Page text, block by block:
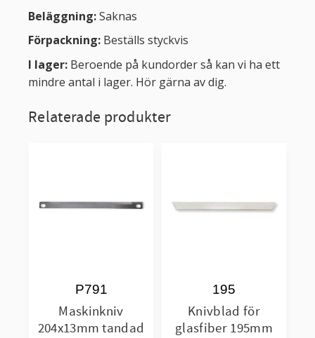
Beläggning:Saknas
Förpackning: Beställs styckvis
I lager: Beroende på kundorder så kan vi ha ett
mindre antal i lager. Hör gärna av dig.
Relaterade produkter
Maskinkniv
204x13mm tandad
P791
Knivblad för
glasfiber 195mm
195